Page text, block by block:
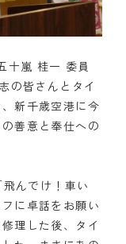
十嵐 桂一 委員
の皆さんとタイ
新千歳空港に今
善意と奉仕への
んでけ！車い
に卓話をお願い
理した後、タイ